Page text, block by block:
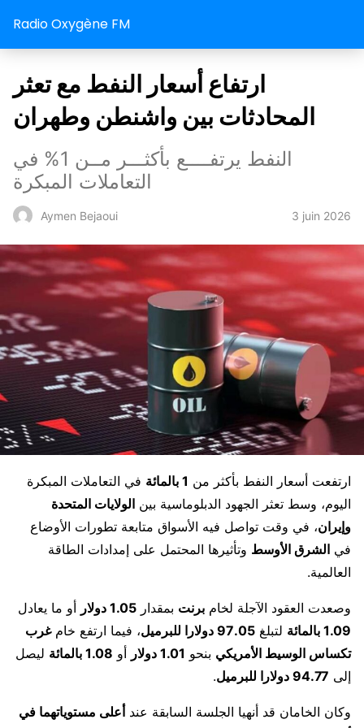
Radio Oxygène FM
ارتفاع أسعار النفط مع تعثر
المحادثات بين واشنطن وطهران
النفط يرتفــــع بأكثـــر مــن 1% في
التعاملات المبكرة
Aymen Bejaoui 3 juin 2026
ارتفعت أسعار النفط بأكثر من 1 بالمائة
في التعاملات المبكرة
اليوم، وسط تعثر الجهود الدبلوماسية بين الولايات المتحدة
وإيران، في وقت تواصل فيه الأسواق متابعة تطورات الأوضاع
في الشرق الأوسط وتأثيرها المحتمل على إمدادات الطاقة
العالمية.
وصعدت العقود الآجلة لخام برنت بمقدار 1.05 دولار
أو ما يعادل
1.09 بالمائة
لتبلغ 97.05 دولارا للبرميل ، فيما ارتفع خامغرب
تكساس الوسيط الأمريكي بنحو 1.01 دولار أو 1.08 بالمائة
ليصل
إلى 94.77 دولارا للبرميل .
وكان الخامان قد أنهيا الجلسة السابقة عندأعلى مستوياتهما في